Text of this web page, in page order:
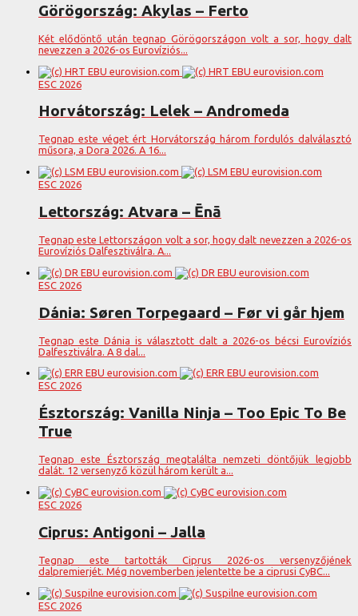
Görögország: Akylas – Ferto
Két elődöntő után tegnap Görögországon volt a sor, hogy dalt
nevezzen a 2026-os Eurovíziós...
ESC 2026
Horvátország: Lelek – Andromeda
Tegnap este véget ért Horvátország három fordulós dalválasztó
műsora, a Dora 2026. A 16...
ESC 2026
Lettország: Atvara – Ēnā
Tegnap este Lettországon volt a sor, hogy dalt nevezzen a 2026-os
Eurovíziós Dalfesztiválra. A...
ESC 2026
Dánia: Søren Torpegaard – Før vi går hjem
Tegnap este Dánia is választott dalt a 2026-os bécsi Eurovíziós
Dalfesztiválra. A 8 dal...
ESC 2026
Észtország: Vanilla Ninja – Too Epic To Be
True
Tegnap este Észtország megtalálta nemzeti döntőjük legjobb
dalát. 12 versenyző közül három került a...
ESC 2026
Ciprus: Antigoni – Jalla
Tegnap este tartották Ciprus 2026-os versenyzőjének
dalpremierjét. Még novemberben jelentette be a ciprusi CyBC...
ESC 2026